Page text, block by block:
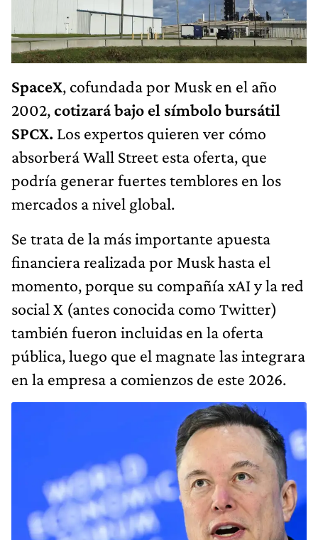
SpaceX, cofundada por Musk en el año
2002,cotizará bajo el símbolo bursátil
SPCX. Los expertos quieren ver cómo
absorberá Wall Street esta oferta, que
podría generar fuertes temblores en los
mercados a nivel global.
Se trata de la más importante apuesta
financiera realizada por Musk hasta el
momento, porque su compañía xAI y la red
social X (antes conocida como Twitter)
también fueron incluidas en la oferta
pública, luego que el magnate las integrara
en la empresa a comienzos de este 2026.